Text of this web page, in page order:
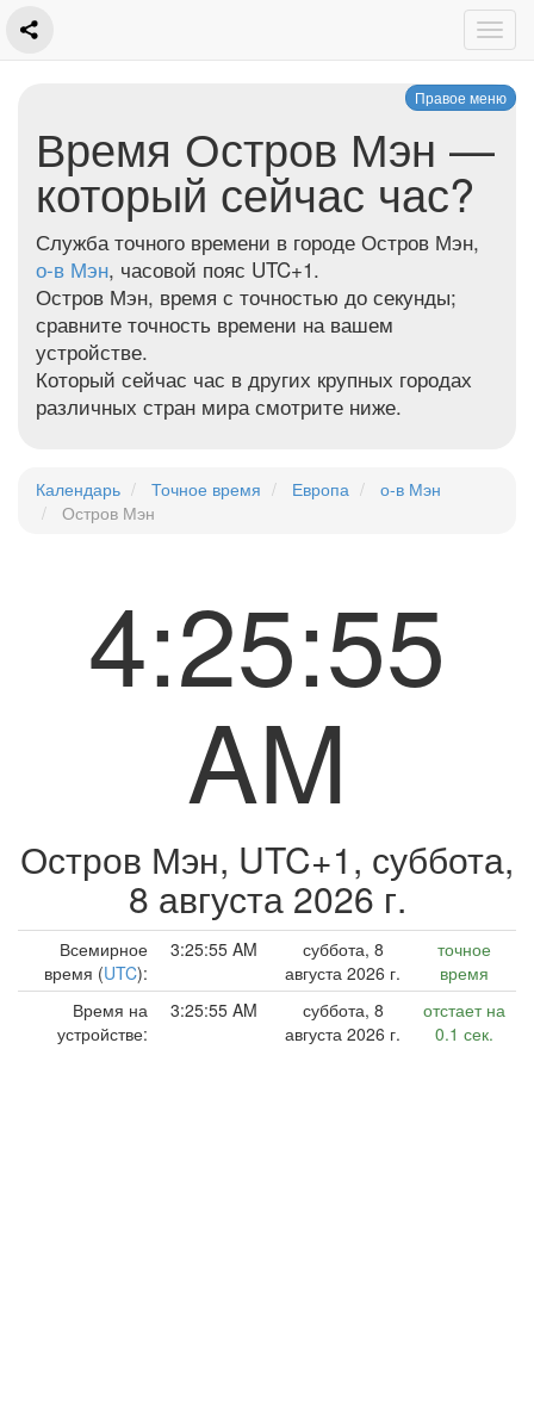
Правое меню
Время Остров Мэн —
который сейчас час?
Служба точного времени в городе Остров Мэн,
о-в Мэн, часовой пояс UTC+1.
Остров Мэн, время с точностью до секунды;
сравните точность времени на вашем
устройстве.
Который сейчас час в других крупных городах
различных стран мира смотрите ниже.
Календарь Точное время Европа
о-в Мэн
Остров Мэн
4:25:55
AM
Остров Мэн, UTC+1, суббота,
8 августа 2026 г.
Всемирное
время (UTC):
3:25:55 AM
суббота, 8
августа 2026 г.
точное
время
Время на
устройстве:
3:25:55 AM
суббота, 8
августа 2026 г.
отстает на
0.1 сек.